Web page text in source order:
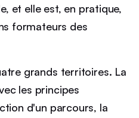
et elle est, en pratique,
formateurs des
grands territoires. La
les principes
d'un parcours, la